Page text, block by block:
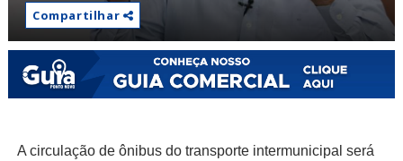
Compartilhar
A circulação de ônibus do transporte intermunicipal será